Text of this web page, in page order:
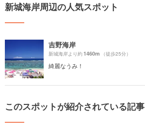
新城海岸周辺の人気スポット
吉野海岸
新城海岸より約1460m （徒歩25分）
綺麗なうみ！
このスポットが紹介されている記事